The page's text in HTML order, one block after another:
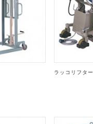
ラッコリフター